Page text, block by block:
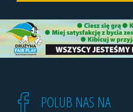
POLUB NAS NA